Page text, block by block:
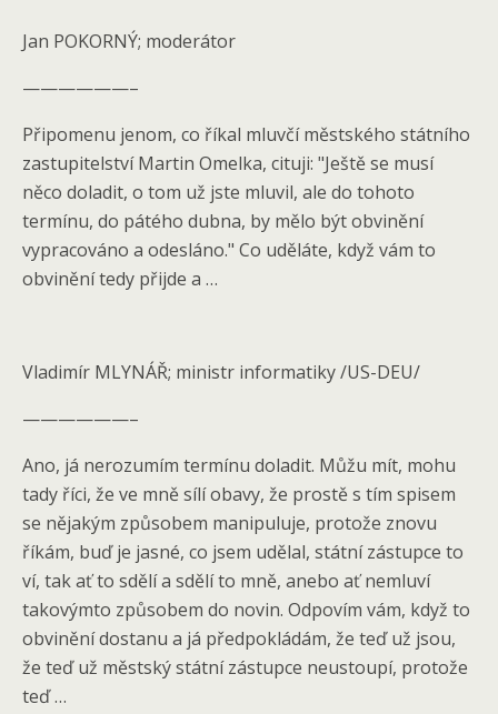
Jan POKORNÝ; moderátor
——————–
Připomenu jenom, co říkal mluvčí městského státního
zastupitelství Martin Omelka, cituji: "Ještě se musí
něco doladit, o tom už jste mluvil, ale do tohoto
termínu, do pátého dubna, by mělo být obvinění
vypracováno a odesláno." Co uděláte, když vám to
obvinění tedy přijde a …
Vladimír MLYNÁŘ; ministr informatiky /US-DEU/
——————–
Ano, já nerozumím termínu doladit. Můžu mít, mohu
tady říci, že ve mně sílí obavy, že prostě s tím spisem
se nějakým způsobem manipuluje, protože znovu
říkám, buď je jasné, co jsem udělal, státní zástupce to
ví, tak ať to sdělí a sdělí to mně, anebo ať nemluví
takovýmto způsobem do novin. Odpovím vám, když to
obvinění dostanu a já předpokládám, že teď už jsou,
že teď už městský státní zástupce neustoupí, protože
teď …